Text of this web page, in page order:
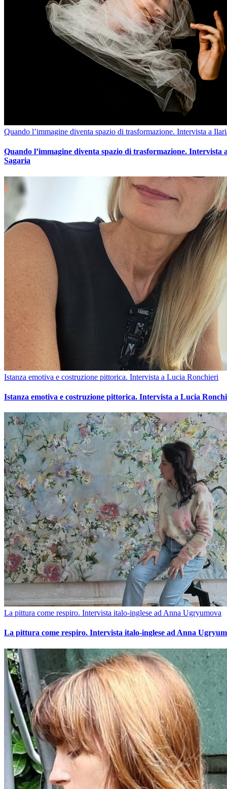
Quando l’immagine diventa spazio di trasformazione. Intervista a
Quando l’immagine diventa spazio di trasformazione. Intervista
Sagaria
Istanza emotiva e costruzione pittorica. Intervista a Lucia Ronchieri
Istanza emotiva e costruzione pittorica. Intervista a Lucia
La pittura come respiro. Intervista italo-inglese ad Anna Ugryumova
La pittura come respiro. Intervista italo-inglese ad Anna